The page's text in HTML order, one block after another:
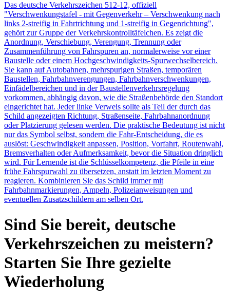
Das deutsche Verkehrszeichen 512-12, offiziell
"Verschwenkungstafel - mit Gegenverkehr – Verschwenkung nach
links 2-streifig in Fahrtrichtung und 1-streifig in Gegenrichtung",
gehört zur Gruppe der Verkehrskontrolltäfelchen. Es zeigt die
Anordnung, Verschiebung, Verengung, Trennung oder
Zusammenführung von Fahrspuren an, normalerweise vor einer
Baustelle oder einem Hochgeschwindigkeits-Spurwechselbereich.
Sie kann auf Autobahnen, mehrspurigen Straßen, temporären
Baustellen, Fahrbahnverengungen, Fahrbahnverschwenkungen,
Einfädelbereichen und in der Baustellenverkehrsregelung
vorkommen, abhängig davon, wie die Straßenbehörde den Standort
eingerichtet hat. Jeder linke Verweis sollte als Teil der durch das
Schild angezeigten Richtung, Straßenseite, Fahrbahnanordnung
oder Platzierung gelesen werden. Die praktische Bedeutung ist nicht
nur das Symbol selbst, sondern die Fahr-Entscheidung, die es
auslöst: Geschwindigkeit anpassen, Position, Vorfahrt, Routenwahl,
Bremsverhalten oder Aufmerksamkeit, bevor die Situation dringlich
wird. Für Lernende ist die Schlüsselkompetenz, die Pfeile in eine
frühe Fahrspurwahl zu übersetzen, anstatt im letzten Moment zu
reagieren. Kombinieren Sie das Schild immer mit
Fahrbahnmarkierungen, Ampeln, Polizeianweisungen und
eventuellen Zusatzschildern am selben Ort.
Sind Sie bereit, deutsche
Verkehrszeichen zu meistern?
Starten Sie Ihre gezielte
Wiederholung